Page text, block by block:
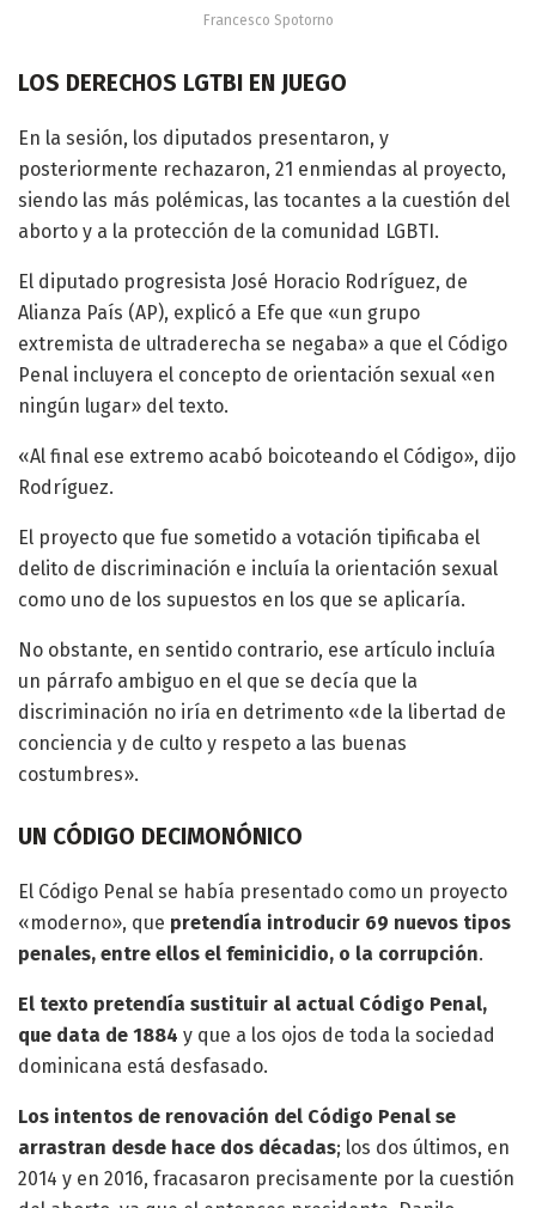
Francesco Spotorno
LOS DERECHOS LGTBI EN JUEGO
En la sesión, los diputados presentaron, y
posteriormente rechazaron, 21 enmiendas al proyecto,
siendo las más polémicas, las tocantes a la cuestión del
aborto y a la protección de la comunidad LGBTI.
El diputado progresista José Horacio Rodríguez, de
Alianza País (AP), explicó a Efe que «un grupo
extremista de ultraderecha se negaba» a que el Código
Penal incluyera el concepto de orientación sexual «en
ningún lugar» del texto.
«Al final ese extremo acabó boicoteando el Código», dijo
Rodríguez.
El proyecto que fue sometido a votación tipificaba el
delito de discriminación e incluía la orientación sexual
como uno de los supuestos en los que se aplicaría.
No obstante, en sentido contrario, ese artículo incluía
un párrafo ambiguo en el que se decía que la
discriminación no iría en detrimento «de la libertad de
conciencia y de culto y respeto a las buenas
costumbres».
UN CÓDIGO DECIMONÓNICO
El Código Penal se había presentado como un proyecto
«moderno», que pretendía introducir 69 nuevos tipos
penales, entre ellos el feminicidio, o la corrupción.
El texto pretendía sustituir al actual Código Penal,
que data de 1884 y que a los ojos de toda la sociedad
dominicana está desfasado.
Los intentos de renovación del Código Penal se
arrastran desde hace dos décadas; los dos últimos, en
2014 y en 2016, fracasaron precisamente por la cuestión